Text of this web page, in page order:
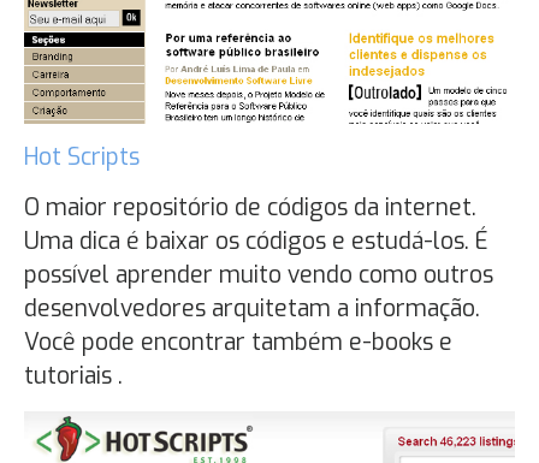
Hot Scripts
O maior repositório de códigos da internet.
Uma dica é baixar os códigos e estudá-los. É
possível aprender muito vendo como outros
desenvolvedores arquitetam a informação.
Você pode encontrar também e-books e
tutoriais .